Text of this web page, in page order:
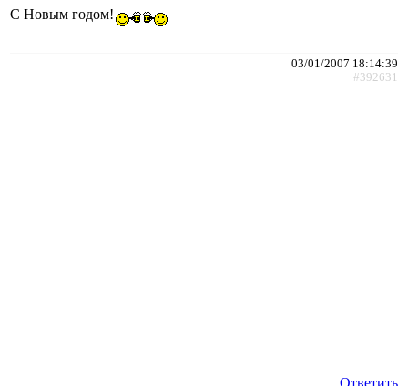
С Новым годом!
03/01/2007 18:14:39
#392631
Ответить